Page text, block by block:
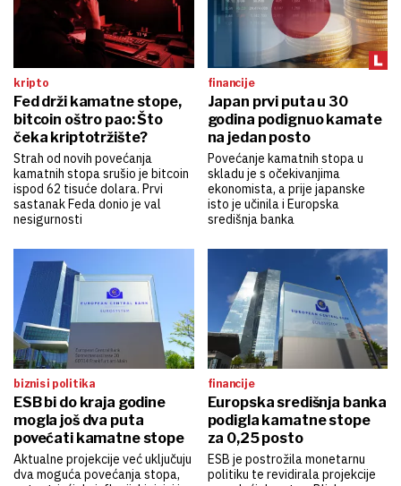
kripto
Fed drži kamatne stope,
bitcoin oštro pao: Što
čeka kriptotržište?
Strah od novih povećanja
kamatnih stopa srušio je bitcoin
ispod 62 tisuće dolara. Prvi
sastanak Feda donio je val
nesigurnosti
financije
Japan prvi puta u 30
godina podignuo kamate
na jedan posto
Povećanje kamatnih stopa u
skladu je s očekivanjima
ekonomista, a prije japanske
isto je učinila i Europska
središnja banka
biznis i politika
ESB bi do kraja godine
mogla još dva puta
povećati kamatne stope
Aktualne projekcije već uključuju
dva moguća povećanja stopa,
financije
Europska središnja banka
podigla kamatne stope
za 0,25 posto
ESB je postrožila monetarnu
politiku te revidirala projekcije